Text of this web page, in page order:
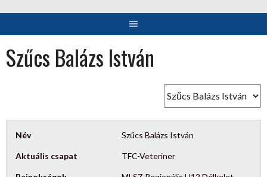
Szűcs Balázs István
Név Szűcs Balázs István
Aktuális csapat TFC-Veteriner